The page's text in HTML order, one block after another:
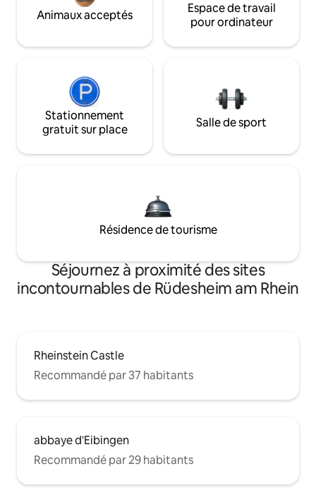
Animaux acceptés
Espace de travail
pour ordinateur
Stationnement
gratuit sur place
Salle de sport
Résidence de tourisme
Séjournez à proximité des sites
incontournables de Rüdesheim am Rhein
Rheinstein Castle
Recommandé par 37 habitants
abbaye d'Eibingen
Recommandé par 29 habitants